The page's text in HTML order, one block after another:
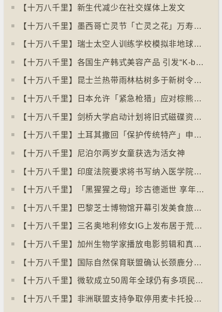
【十万八千里】新生代减少在社交媒体上发文
【十万八千里】墨西哥亡灵节「亡灵之花」万寿菊失收
【十万八千里】瑞士太空人训练学校模拟非地球生活
【十万八千里】各国生产韩式美容产品 引发“K-beauty”定义讨论
【十万八千里】昆士兰热带雨林枯树多于新树令二氧化碳释出量多于吸收量
【十万八千里】日本允许「紧急枪猎」应对棕熊袭击人类事件急增
【十万八千里】剑桥大学启动计划将旧式磁碟资料存档
【十万八千里】土耳其撒回「保护传统特产」申请德国烤肉多样性获保护
【十万八千里】尼泊尔两岁女童获选为活女神
【十万八千里】印度法院要求将书写纳入医学院课程
【十万八千里】「黑猩猩之母」珍古德逝世 享年91岁
【十万八千里】巴黎芝士博物馆开幕引发美食旅游热潮
【十万八千里】三名奥地利修女IG上发布居于荒废修道院情况结果广受欢迎
【十万八千里】加州生物学家播放电影剪辑和真人声音驱狼
【十万八千里】国际自然保育联盟确认长颈鹿分四个品种有助制订保育方案
【十万八千里】⁠微软成立50周年全球仍有多项民生系统沿用旧视窗系统
【十万八千里】非洲联盟支持争取停用麦卡托投影法地点